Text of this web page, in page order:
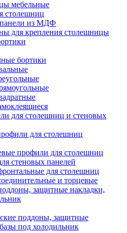
мебельные
столешниц
из МДФ
для крепления столешницы
бортики
для столешниц и стеновых
для столешниц
профили для столешниц
стеновых панелей
для столешниц
и торцевые
защитные накладки,
поддоны, защитные
под холодильник